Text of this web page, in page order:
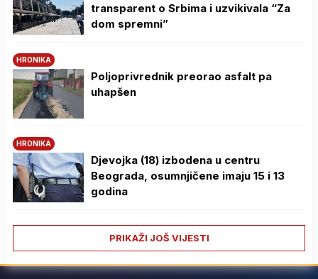
transparent o Srbima i uzvikivala “Za
dom spremni”
HRONIKA
Poljoprivrednik preorao asfalt pa
uhapšen
HRONIKA
Djevojka (18) izbodena u centru
Beograda, osumnjičene imaju 15 i 13
godina
PRIKAŽI JOŠ VIJESTI